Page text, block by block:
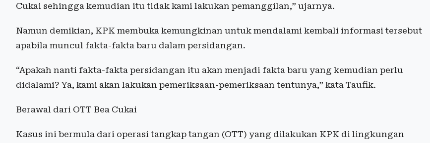
Cukai sehingga kemudian itu tidak kami lakukan pemanggilan,” ujarnya.
Namun demikian, KPK membuka kemungkinan untuk mendalami kembali informasi tersebut
apabila muncul fakta-fakta baru dalam persidangan.
“Apakah nanti fakta-fakta persidangan itu akan menjadi fakta baru yang kemudian perlu
didalami? Ya, kami akan lakukan pemeriksaan-pemeriksaan tentunya,” kata Taufik.
Berawal dari OTT Bea Cukai
Kasus ini bermula dari operasi tangkap tangan (OTT) yang dilakukan KPK di lingkungan